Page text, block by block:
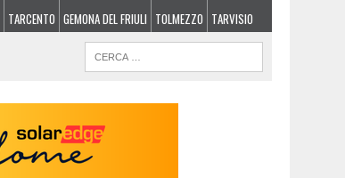
TARCENTO GEMONA DEL FRIULI TOLMEZZO TARVISIO